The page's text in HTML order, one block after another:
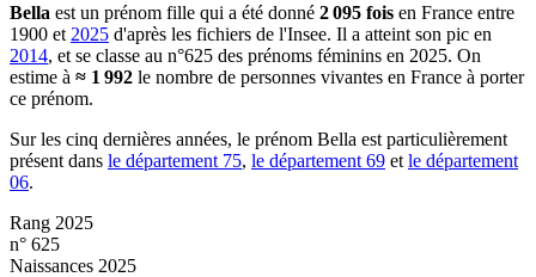
Bella est un prénom fille qui a été donné 2 095 fois en France entre
1900 et 2025 d'après les fichiers de l'Insee. Il a atteint son pic en
2014, et se classe au n°625 des prénoms féminins en 2025. On
estime à ≈ 1 992 le nombre de personnes vivantes en France à porter
ce prénom.
Sur les cinq dernières années, le prénom Bella est particulièrement
présent dans le département 75, le département 69 et le département
06.
Rang 2025
n° 625
Naissances 2025